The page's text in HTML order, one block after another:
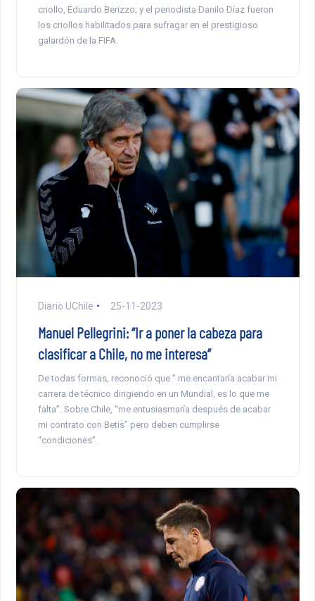
criollo, Eduardo Berizzo; y el periodista Danilo Díaz fueron
los criollos habilitados para sufragar en el prestigioso
galardón de la FIFA.
Diario UChile 25-11-2023
Manuel Pellegrini: “Ir a poner la cabeza para
clasificar a Chile, no me interesa”
De todas formas, reconoció que ” me encantaría acabar mi
carrera de técnico dirigiendo en un Mundial, es lo que me
falta”. Sobre Chile, “me entusiasmaría después de acabar
mi contrato con Betis” pero deben cumplirse
“condiciones”.